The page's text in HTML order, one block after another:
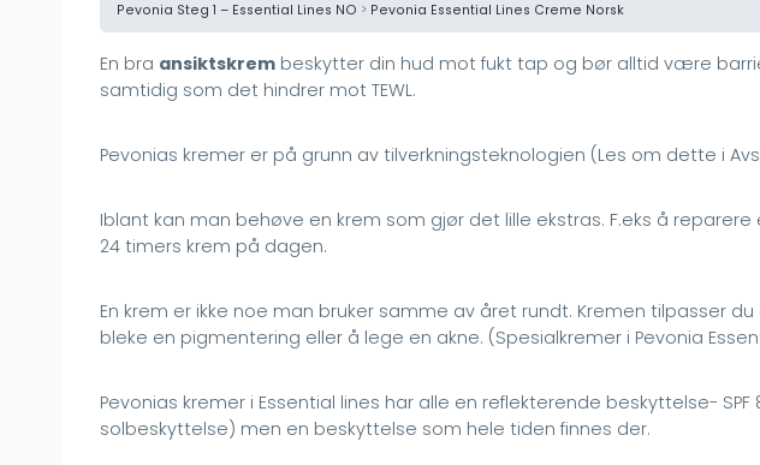
Pevonia Steg 1 – Essential Lines NO Pevonia Essential Lines Creme Norsk
En bra ansiktskrem beskytter din hud mot fukt tap og bør alltid være
samtidig som det hindrer mot TEWL.
Pevonias kremer er på grunn av tilverkningsteknologien (Les om dette i
Iblant kan man behøve en krem som gjør det lille ekstras. F.eks å
24 timers krem på dagen.
En krem er ikke noe man bruker samme av året rundt. Kremen tilpasser
bleke en pigmentering eller å lege en akne. (Spesialkremer i Pevonia
Pevonias kremer i Essential lines har alle en reflekterende beskyttelse-
solbeskyttelse) men en beskyttelse som hele tiden finnes der.